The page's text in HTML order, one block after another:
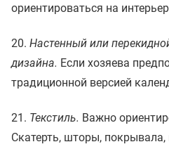
ориентироваться на
20. Настенный или
дизайна. Если хозяева
традиционной версией
21. Текстиль. Важно
Скатерть, шторы,